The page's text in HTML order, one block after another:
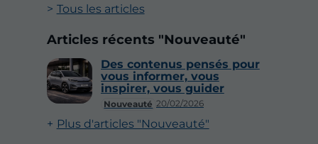
Tous les articles
Articles récents "Nouveauté"
Nouveauté 20/02/2026
Des contenus pensés pour
vous informer, vous
inspirer, vous guider
Plus d'articles "Nouveauté"